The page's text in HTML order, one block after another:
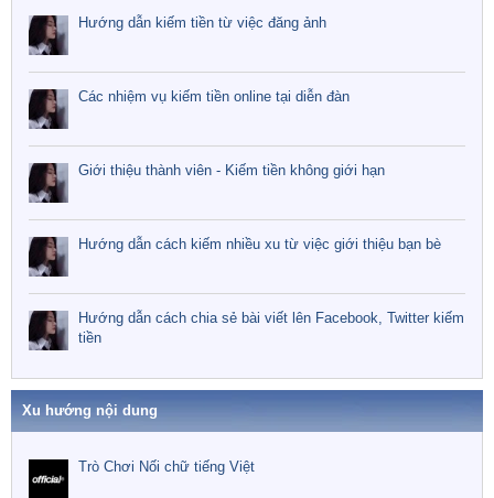
Hướng dẫn kiếm tiền từ việc đăng ảnh
Các nhiệm vụ kiếm tiền online tại diễn đàn
Giới thiệu thành viên - Kiếm tiền không giới hạn
Hướng dẫn cách kiếm nhiều xu từ việc giới thiệu bạn bè
Hướng dẫn cách chia sẻ bài viết lên Facebook, Twitter kiếm
tiền
Xu hướng nội dung
Trò Chơi Nối chữ tiếng Việt